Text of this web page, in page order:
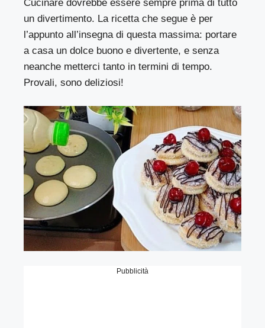
Cucinare dovrebbe essere sempre prima di tutto
un divertimento. La ricetta che segue è per
l’appunto all’insegna di questa massima: portare
a casa un dolce buono e divertente, e senza
neanche metterci tanto in termini di tempo.
Provali, sono deliziosi!
Pubblicità